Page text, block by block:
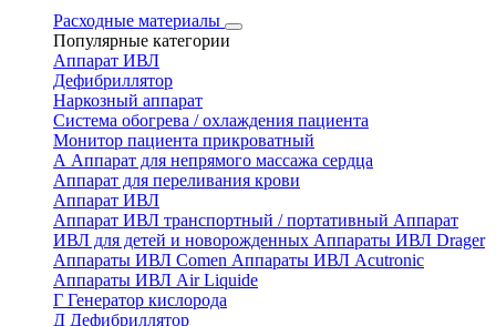
Расходные материалы
Популярные категории
Аппарат ИВЛ
Дефибриллятор
Наркозный аппарат
Система обогрева / охлаждения пациента
Монитор пациента прикроватный
А Аппарат для непрямого массажа сердца
Аппарат для переливания крови
Аппарат ИВЛ
Аппарат ИВЛ транспортный / портативный Аппарат
ИВЛ для детей и новорожденных Аппараты ИВЛ Drager
Аппараты ИВЛ Comen Аппараты ИВЛ Acutronic
Аппараты ИВЛ Air Liquide
Г Генератор кислорода
Д Дефибриллятор